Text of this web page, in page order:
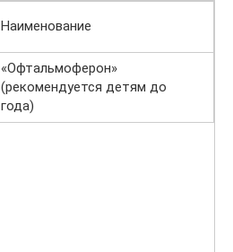
Наименование
«Офтальмоферон»
(рекомендуется детям до
года)